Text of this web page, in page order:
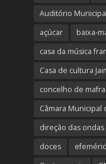
Auditório
açúcar
baixa-
casa da música
Casa de cultura
concelho de mafra
Câmara Municipal
direção das ondas
doces